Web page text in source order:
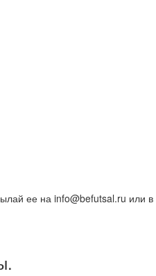
ее на info@befutsal.ru или в
.